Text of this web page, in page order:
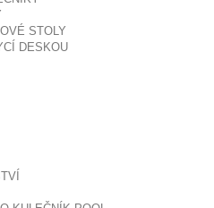
STOLY
DESKOU